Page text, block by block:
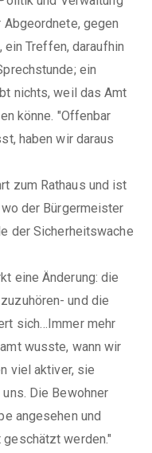
gegen
Treffen, daraufhin
ein
nichts, weil das Amt
könne. "Offenbar
haben wir daraus
zum Rathaus und ist
der Bürgermeister
der Sicherheitswache
eine Änderung: die
und die
sich…Immer mehr
wusste, wann wir
viel aktiver, sie
Die Bewohner
angesehen und
werden."